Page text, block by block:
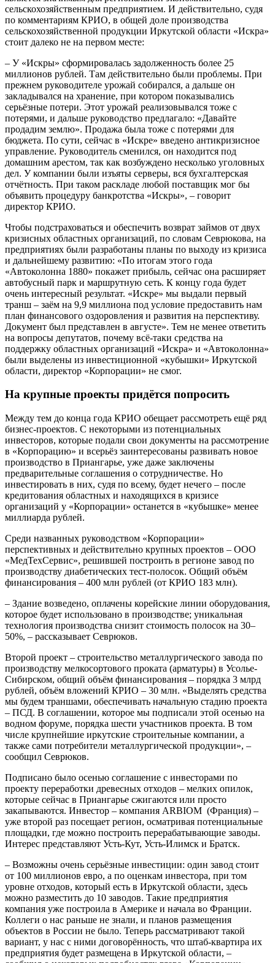
сельскохозяйственным предприятием. И действительно, судя
по комментариям КРИО, в общей доле производства
сельскохозяйственной продукции Иркутской области «Искра»
стоит далеко не на первом месте:
– У «Искры» сформировалась задолженность более 25
миллионов рублей. Там действительно были проблемы. При
прежнем руководителе урожай собирался, а дальше он
закладывался на хранение, при котором показывались
серьёзные потери. Этот урожай реализовывался тоже с
потерями, и дальше руководство предлагало: «Давайте
продадим землю». Продажа была тоже с потерями для
бюджета. По сути, сейчас в «Искре» введено антикризисное
управление. Руководитель сменился, он находится под
домашним арестом, так как возбуждено несколько уголовных
дел. У компании были изъяты серверы, вся бухгалтерская
отчётность. При таком раскладе любой поставщик мог бы
объявить процедуру банкротства «Искры», – говорит
директор КРИО.
Чтобы подстраховаться и обеспечить возврат займов от двух
кризисных областных организаций, по словам Севрюкова, на
предприятиях были разработаны планы по выходу из кризиса
и дальнейшему развитию: «По итогам этого года
«Автоколонна 1880» покажет прибыль, сейчас она расширяет
автобусный парк и маршрутную сеть. К концу года будет
очень интересный результат. «Искре» мы выдали первый
транш – заём на 9,9 миллиона под условие предоставить нам
план финансового оздоровления и развития на перспективу.
Документ был представлен в августе». Тем не менее ответить
на вопросы депутатов, почему всё-таки средства на
поддержку областных организаций «Искра» и «Автоколонна»
были выделены из инвестиционной «кубышки» Иркутской
области, директор «Корпорации» не смог.
На крупные проекты придётся попросить
Между тем до конца года КРИО обещает рассмотреть ещё ряд
бизнес-проектов. С некоторыми из потенциальных
инвесторов, которые подали свои документы на рассмотрение
в «Корпорацию» и всерьёз заинтересованы развивать новое
производство в Приангарье, уже даже заключены
предварительные соглашения о сотрудничестве. Но
инвестировать в них, судя по всему, будет нечего – после
кредитования областных и находящихся в кризисе
организаций у «Корпорации» останется в «кубышке» менее
миллиарда рублей.
Среди названных руководством «Корпорации»
перспективных и действительно крупных проектов – ООО
«МедТехСервис», решившей построить в регионе завод по
производству диабетических тест-полосок. Общий объём
финансирования – 400 млн рублей (от КРИО 183 млн).
– Здание возведено, оплачены корейские линии оборудования,
которое будет использовано в производстве; уникальная
технология производства снизит стоимость полосок на 30–
50%, – рассказывает Севрюков.
Второй проект – строительство металлургического завода по
производству мелкосортового проката (арматуры) в Усолье-
Сибирском, общий объём финансирования – порядка 3 млрд
рублей, объём вложений КРИО – 30 млн. «Выделять средства
мы будем траншами, обеспечивать начальную стадию проекта
– ПСД. В соглашении, которое мы подписали этой осенью на
водном форуме, порядка шести участников проекта. В том
числе крупнейшие иркутские строительные компании, а
также сами потребители металлургической продукции», –
сообщил Севрюков.
Подписано было осенью соглашение с инвесторами по
проекту переработки древесных отходов – мелких опилок,
которые сейчас в Приангарье сжигаются или просто
закапываются. Инвестор – компания ARBIOM (Франция) –
уже второй раз посещает регион, осматривая потенциальные
площадки, где можно построить перерабатывающие заводы.
Интерес представляют Усть-Кут, Усть-Илимск и Братск.
– Возможны очень серьёзные инвестиции: один завод стоит
от 100 миллионов евро, а по оценкам инвестора, при том
уровне отходов, который есть в Иркутской области, здесь
можно разместить до 10 заводов. Такие предприятия
компания уже построила в Америке и начала во Франции.
Коллеги о нас раньше не знали, и планов размещения
объектов в России не было. Теперь рассматривают такой
вариант, у нас с ними договорённость, что штаб-квартира их
предприятия будет размещена в Иркутской области, –